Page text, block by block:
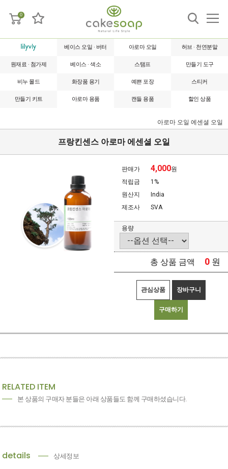
0
베이스 오일 · 버터 아로마 오일 허브 · 천연분말
원재료 · 첨가제 베이스 · 색소 스탬프 만들기 도구
비누 몰드 화장품 용기 예쁜 포장 스티커
만들기 키트 아로마 용품 캔들 용품 할인 상품
아로마 오일 에센셜 오일
프랑킨센스 아로마 에센셜 오일
판매가 4,000원
적립금
1%
원산지
India
제조사
SVA
용량
총 상품 금액 0 원
관심상품 장바구니
구매하기
RELATED ITEM
본 상품의 구매자 분들은 아래 상품들도 함께 구매하셨습니다.
details 상세정보